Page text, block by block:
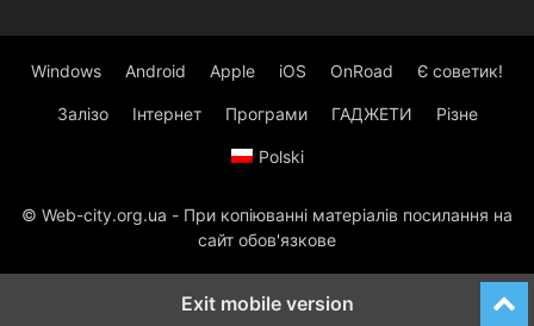
Windows Android Apple iOS OnRoad Є советик!
Залізо Інтернет Програми ГАДЖЕТИ Різне
Polski
© Web-city.org.ua - При копіюванні матеріалів посилання на
сайт обов'язкове
Exit mobile version